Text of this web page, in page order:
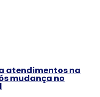
atendimentos na
mudança no